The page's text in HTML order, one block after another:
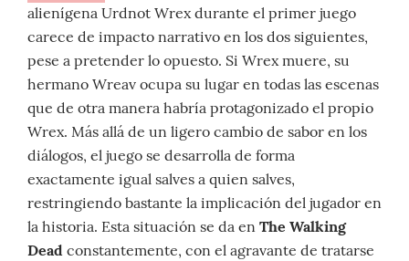
alienígena Urdnot Wrex durante el primer juego
carece de impacto narrativo en los dos siguientes,
pese a pretender lo opuesto. Si Wrex muere, su
hermano Wreav ocupa su lugar en todas las escenas
que de otra manera habría protagonizado el propio
Wrex. Más allá de un ligero cambio de sabor en los
diálogos, el juego se desarrolla de forma
exactamente igual salves a quien salves,
restringiendo bastante la implicación del jugador en
la historia. Esta situación se da en The Walking
Dead constantemente, con el agravante de tratarse